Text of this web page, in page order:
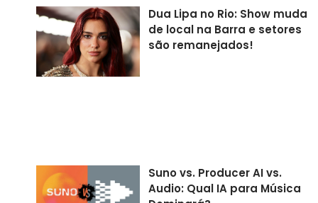
Dua Lipa no Rio: Show muda
de local na Barra e setores
são remanejados!
Suno vs. Producer AI vs.
Audio: Qual IA para Música